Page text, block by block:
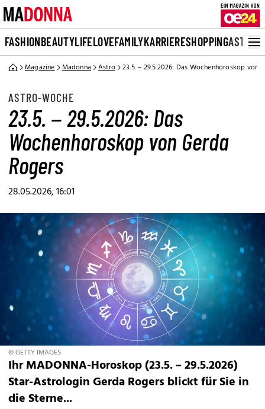
FASHIONBEAUTYLIFELOVEFAMILYKARRIERESHOPPINGASTRO
Magazine Madonna Astro 23.5. – 29.5.2026: Das Wochenhoroskop von
ASTRO-WOCHE
23.5. – 29.5.2026: Das
Wochenhoroskop von Gerda
Rogers
28.05.2026, 16:01
© GETTY IMAGES
Ihr MADONNA-Horoskop (23.5. – 29.5.2026)
Star-Astrologin Gerda Rogers blickt für Sie in
die Sterne...